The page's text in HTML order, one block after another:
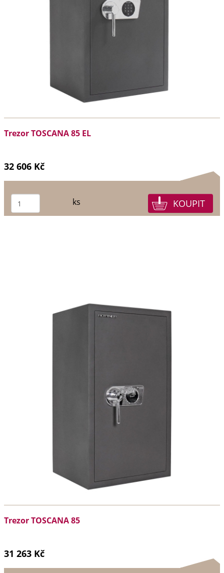
Trezor TOSCANA 85 EL
32 606 Kč
ks
Trezor TOSCANA 85
31 263 Kč